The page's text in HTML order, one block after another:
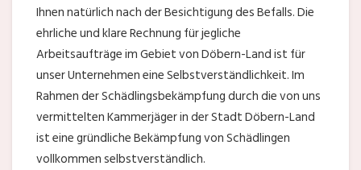
Ihnen natürlich nach der Besichtigung des Befalls. Die
ehrliche und klare Rechnung für jegliche
Arbeitsaufträge im Gebiet von Döbern-Land ist für
unser Unternehmen eine Selbstverständlichkeit. Im
Rahmen der Schädlingsbekämpfung durch die von uns
vermittelten Kammerjäger in der Stadt Döbern-Land
ist eine gründliche Bekämpfung von Schädlingen
vollkommen selbstverständlich.